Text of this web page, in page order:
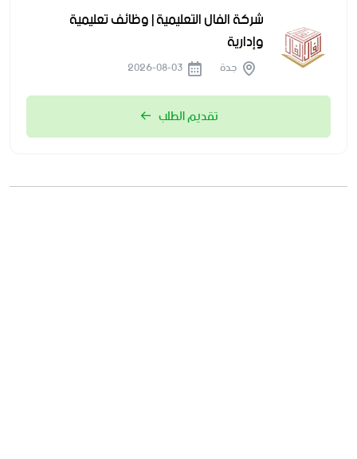
شركة الفال التعليمية | وظائف تعليمية
وإدارية
جدة
تقديم الطلب